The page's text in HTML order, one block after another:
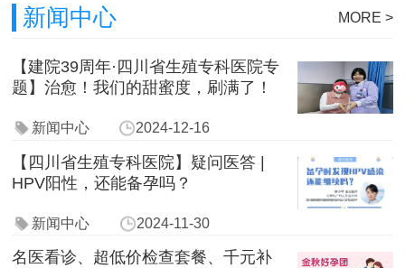
新闻中心 MORE >
【建院39周年·四川省生殖专科医院专
题】治愈！我们的甜蜜度，刷满了！
新闻中心 2024-12-16
【四川省生殖专科医院】疑问医答 |
HPV阳性，还能备孕吗？
新闻中心 2024-11-30
名医看诊、超低价检查套餐、千元补